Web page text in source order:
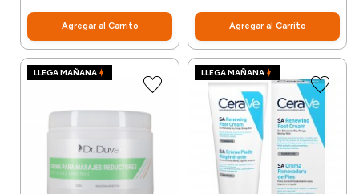
Agregar al Carrito Agregar al Carrito
LLEGA MAÑANA LLEGA MAÑANA